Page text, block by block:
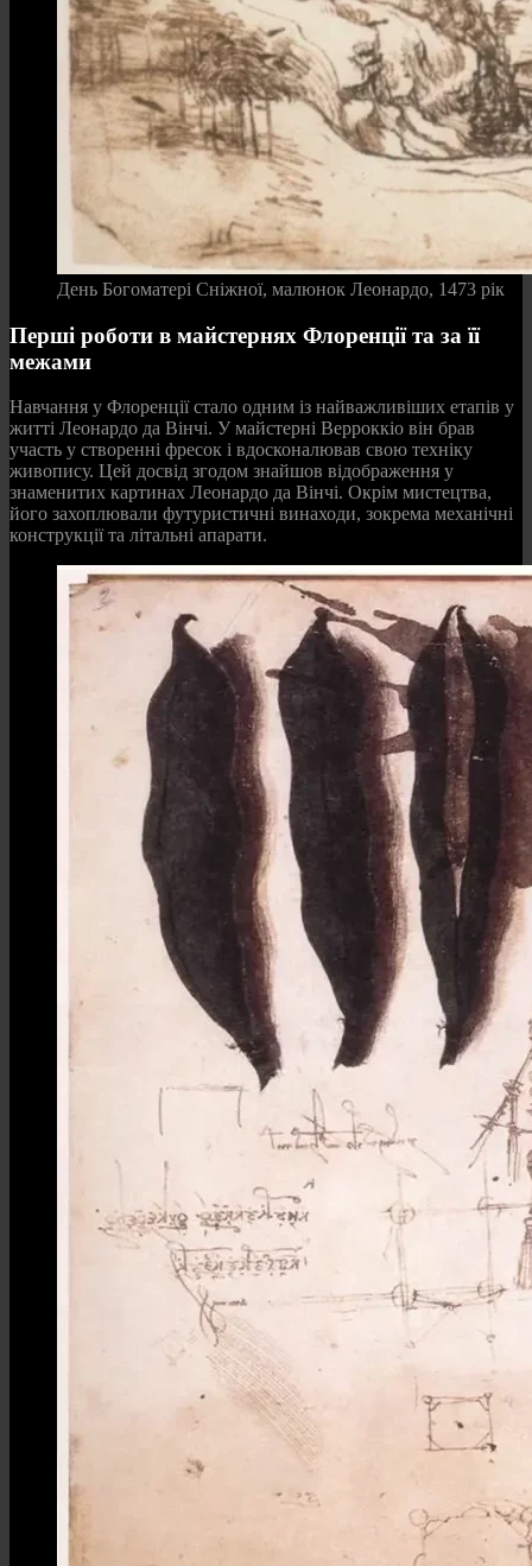
День Богоматері Сніжної, малюнок Леонардо, 1473 рік
Перші роботи в майстернях Флоренції та за її
межами
Навчання у Флоренції стало одним із найважливіших етапів у
житті Леонардо да Вінчі. У майстерні Верроккіо він брав
участь у створенні фресок і вдосконалював свою техніку
живопису. Цей досвід згодом знайшов відображення у
знаменитих картинах Леонардо да Вінчі. Окрім мистецтва,
його захоплювали футуристичні винаходи, зокрема механічні
конструкції та літальні апарати.